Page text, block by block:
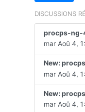
DISCUSSIONS
procps-ng-
mar Aoû 4,
New:
mar Aoû 4,
New:
mar Aoû 4,